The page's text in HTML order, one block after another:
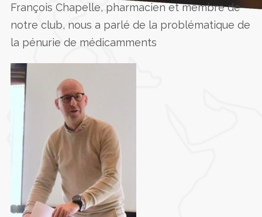
Accueil »13 mars 2023
François Chapelle, pharmacien et membre de
notre club, nous a parlé de la problématique de
la pénurie de médicamments